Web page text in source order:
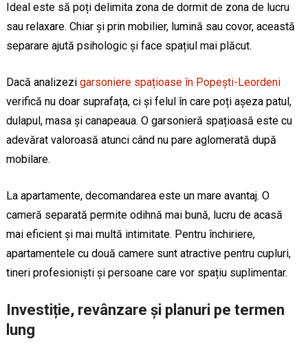
Ideal este să poți delimita zona de dormit de zona de lucru
sau relaxare. Chiar și prin mobilier, lumină sau covor, această
separare ajută psihologic și face spațiul mai plăcut.
Dacă analizezi garsoniere spațioase în Popești-Leordeni
verifică nu doar suprafața, ci și felul în care poți așeza patul,
dulapul, masa și canapeaua. O garsonieră spațioasă este cu
adevărat valoroasă atunci când nu pare aglomerată după
mobilare.
La apartamente, decomandarea este un mare avantaj. O
cameră separată permite odihnă mai bună, lucru de acasă
mai eficient și mai multă intimitate. Pentru închiriere,
apartamentele cu două camere sunt atractive pentru cupluri,
tineri profesioniști și persoane care vor spațiu suplimentar.
Investiție, revânzare și planuri pe termen
lung